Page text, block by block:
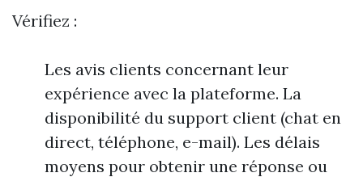
Vérifiez :
Les avis clients concernant leur
expérience avec la plateforme. La
disponibilité du support client (chat en
direct, téléphone, e-mail). Les délais
moyens pour obtenir une réponse ou